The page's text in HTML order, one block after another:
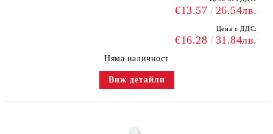
€13.57 26.54лв.
Цена с ДДС:
€16.28 31.84лв.
Няма наличност
Виж детайли